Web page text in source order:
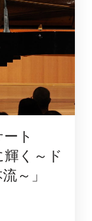
ト
く～ド
～」